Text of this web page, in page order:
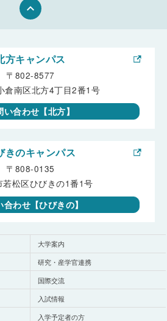
keyboard_arrow_up
大学案内
研究・産学官連携
国際交流
入試情報
入学予定者の方
方キャンパス
〒802-8577
倉南区北方4丁目2番1号
い合わせ【北方】
きのキャンパス
〒808-0135
若松区ひびきの1番1号
合わせ【ひびきの】